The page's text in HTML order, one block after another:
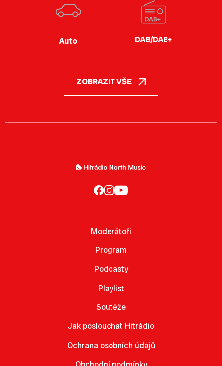
Auto DAB/DAB+
ZOBRAZIT VŠE
Moderátoři
Program
Podcasty
Playlist
Soutěže
Jak poslouchat Hitrádio
Ochrana osobních údajů